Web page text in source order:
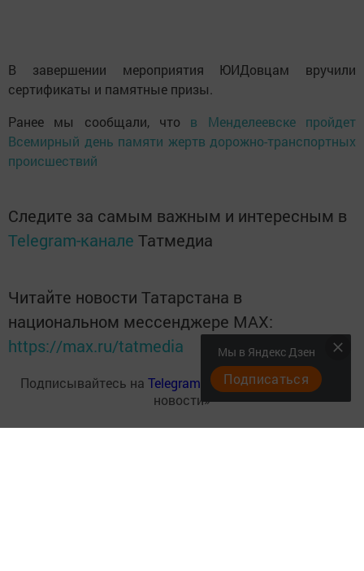
В завершении мероприятия ЮИДовцам вручили
сертификаты и памятные призы.
Ранее мы сообщали, что в Менделеевске пройдет
Всемирный день памяти жертв дорожно-транспортных
происшествий
Следите за самым важным и интересным в
Telegram-канале Татмедиа
Читайте новости Татарстана в
национальном мессенджере MАХ:
https://max.ru/tatmedia
Подписывайтесь на Telegram-канал«Менделеевские
новости»
Мы в Яндекс Дзен
Подписаться